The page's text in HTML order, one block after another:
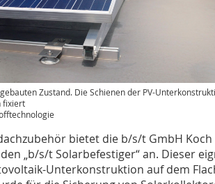
Zustand. Die Schienen der PV-
fixiert
bietet die b/s/t GmbH Koch
„b/s/t Solarbefestiger“ an. Dieser
Unterkonstruktion auf dem